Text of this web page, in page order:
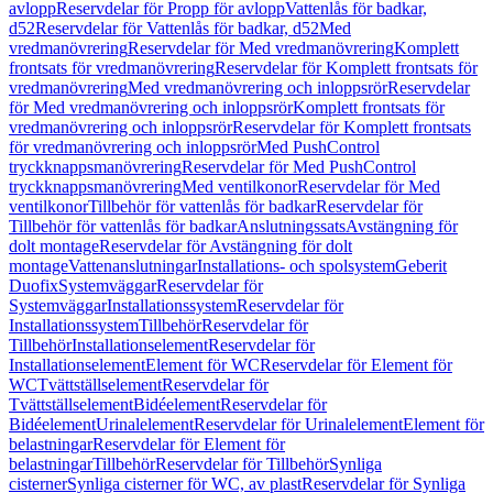
avloppReservdelar för Propp för avloppVattenlås för badkar,
d52Reservdelar för Vattenlås för badkar, d52Med
vredmanövreringReservdelar för Med vredmanövreringKomplett
frontsats för vredmanövreringReservdelar för Komplett frontsats för
vredmanövreringMed vredmanövrering och inloppsrörReservdelar
för Med vredmanövrering och inloppsrörKomplett frontsats för
vredmanövrering och inloppsrörReservdelar för Komplett frontsats
för vredmanövrering och inloppsrörMed PushControl
tryckknappsmanövreringReservdelar för Med PushControl
tryckknappsmanövreringMed ventilkonorReservdelar för Med
ventilkonorTillbehör för vattenlås för badkarReservdelar för
Tillbehör för vattenlås för badkarAnslutningssatsAvstängning för
dolt montageReservdelar för Avstängning för dolt
montageVattenanslutningarInstallations- och spolsystemGeberit
DuofixSystemväggarReservdelar för
SystemväggarInstallationssystemReservdelar för
InstallationssystemTillbehörReservdelar för
TillbehörInstallationselementReservdelar för
InstallationselementElement för WCReservdelar för Element för
WCTvättställselementReservdelar för
TvättställselementBidéelementReservdelar för
BidéelementUrinalelementReservdelar för UrinalelementElement för
belastningarReservdelar för Element för
belastningarTillbehörReservdelar för TillbehörSynliga
cisternerSynliga cisterner för WC, av plastReservdelar för Synliga